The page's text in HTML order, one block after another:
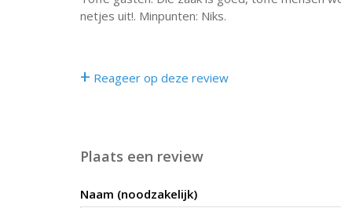
netjes uit!. Minpunten: Niks.
+ Reageer op deze review
Plaats een review
Naam (noodzakelijk)